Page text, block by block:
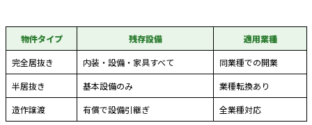
物件タイプ 残存設備
適用業種
完全居抜き
内装・設備・家具すべて
同業種での開業
半居抜き
基本設備のみ
業種転換あり
造作譲渡
有償で設備引継ぎ 全業種対応